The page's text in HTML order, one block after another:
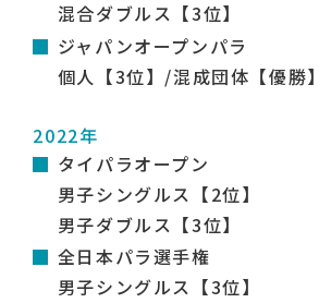
混合ダブルス【3位】
ジャパンオープンパラ
個人【3位】/混成団体【優勝】
2022年
タイパラオープン
男子シングルス【2位】
男子ダブルス【3位】
全日本パラ選手権
男子シングルス【3位】